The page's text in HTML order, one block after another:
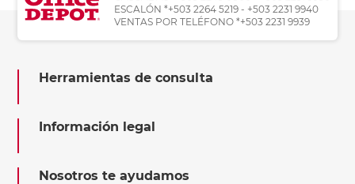
ESCALÓN *+503 2264 5219 - +503 2231 9940
VENTAS POR TELÉFONO *+503 2231 9939
Herramientas de consulta
Información legal
Nosotros te ayudamos